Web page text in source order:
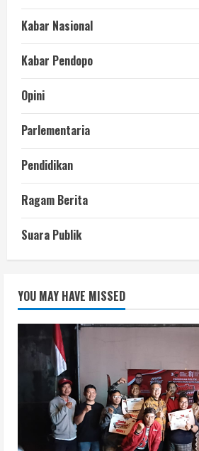
Kabar Nasional
Kabar Pendopo
Opini
Parlementaria
Pendidikan
Ragam Berita
Suara Publik
YOU MAY HAVE MISSED